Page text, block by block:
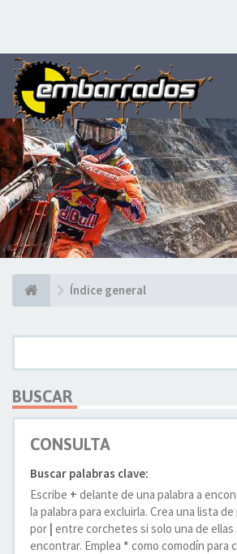
Índice general
BUSCAR
CONSULTA
Buscar palabras clave:
Escribe + delante de una palabra a
la palabra para excluirla. Crea una lista
por | entre corchetes si solo una de ellas
encontrar. Emplea * como comodín para